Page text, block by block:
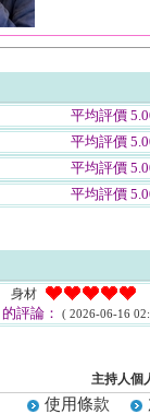
平均評價
平均評價
平均評價
平均評價
身材
的評論： ( 2026-06-16
主持人個
使用條款